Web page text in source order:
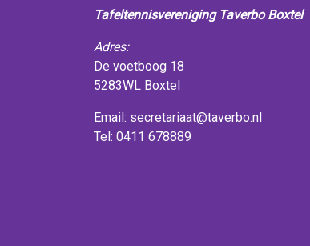
Tafeltennisvereniging Taverbo Boxtel
Adres:
De voetboog 18
5283WL Boxtel
Email: secretariaat@taverbo.nl
Tel: 0411 678889